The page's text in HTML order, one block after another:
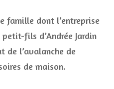
famille dont l’entreprise
fils d’Andrée Jardin
de l’avalanche de
de maison.